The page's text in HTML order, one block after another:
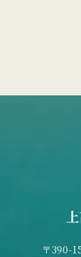
〒390-